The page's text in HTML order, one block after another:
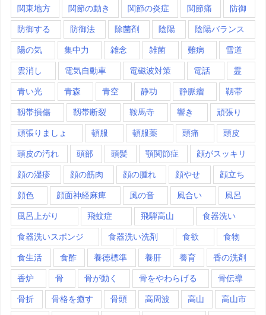
関東地方 関節の動き 関節の炎症 関節痛 防御
防御する 防御法 除菌剤 陰陽 陰陽バランス
陽の気 集中力 雑念 雑菌 難病 雪道
雲消し 電気自動車 電磁波対策 電話 霊
青い光 青森 青空 静功 静脈瘤 靱帯
靱帯損傷 靱帯断裂 鞍馬寺 響き 頑張り
頑張りましょ 頓服 頓服薬 頭痛 頭皮
頭皮の汚れ 頭部 頭髪 顎関節症 顔がスッキリ
顔の湿疹 顔の筋肉 顔の腫れ 顔やせ 顔立ち
顔色 顔面神経麻痺 風の音 風合い 風呂
風呂上がり 飛蚊症 飛騨高山 食器洗い
食器洗いスポンジ 食器洗い洗剤 食欲 食物
食生活 食酢 養徳標準 養肝 養育 香の洗剤
香炉 骨 骨が動く 骨をやわらげる 骨伝導
骨折 骨格を癒す 骨頭 高周波 高山 高山市